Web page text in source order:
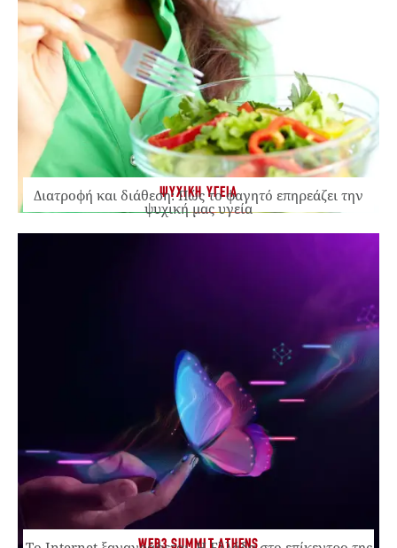
ΨΥΧΙΚΗ ΥΓΕΙΑ
Διατροφή και διάθεση: Πώς το φαγητό επηρεάζει την
ψυχική μας υγεία